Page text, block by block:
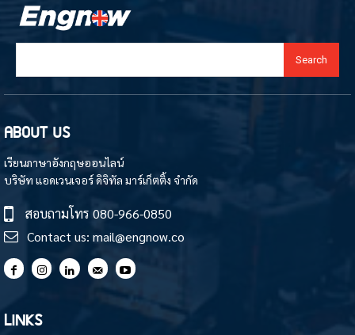
Search
ABOUT US
เรียนภาษาอังกฤษออนไลน์
บริษัท แอดเวนเจอร์ ดิจิทัล มาร์เก็ตติ้ง จำกัด
สอบถามโทร 080-966-0850
Contact us: mail@engnow.co
LINKS